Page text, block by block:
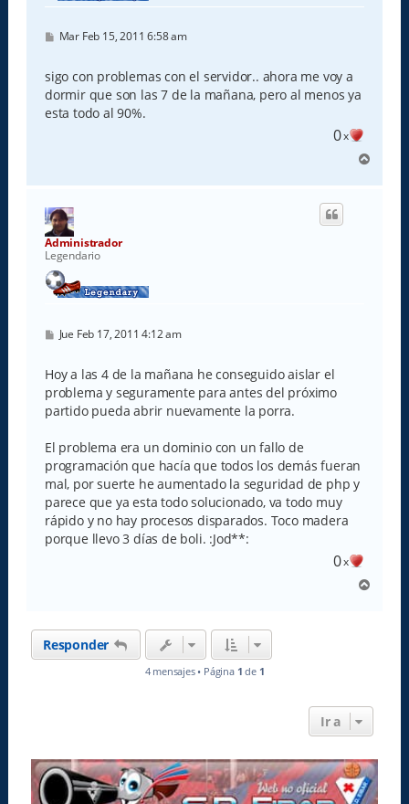
M
s
a
j
e
Mar Feb 15, 2011 6:58 am
sigo con problemas con el servidor.. ahora me voy a
dormir que son las 7 de la mañana, pero al menos ya
esta todo al 90%.
0x
r
Administrador
Legendario
M
s
a
j
e
Jue Feb 17, 2011 4:12 am
Hoy a las 4 de la mañana he conseguido aislar el
problema y seguramente para antes del próximo
partido pueda abrir nuevamente la porra.
El problema era un dominio con un fallo de
programación que hacía que todos los demás fueran
mal, por suerte he aumentado la seguridad de php y
parece que ya esta todo solucionado, va todo muy
rápido y no hay procesos disparados. Toco madera
porque llevo 3 días de boli. :Jod**:
0x
Responder
4 mensajes • Página 1 de 1
Ir a